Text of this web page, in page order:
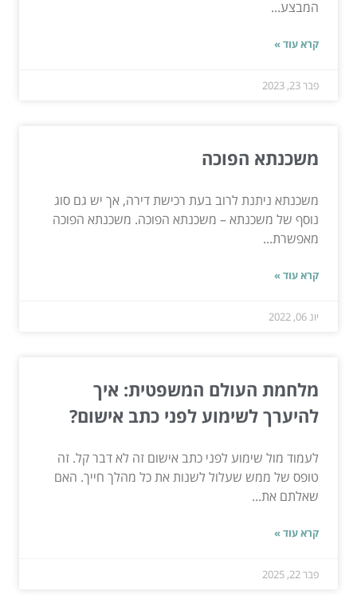
המבצע...
קרא עוד »
פבר 23, 2023
משכנתא הפוכה
משכנתא ניתנת לרוב בעת רכישת דירה, אך יש גם סוג
נוסף של משכנתא – משכנתא הפוכה. משכנתא הפוכה
מאפשרת...
קרא עוד »
יונ 06, 2022
מלחמת העולם המשפטית: איך
להיערך לשימוע לפני כתב אישום?
לעמוד מול שימוע לפני כתב אישום זה לא דבר קל. זה
טופס של ממש שעלול לשנות את כל מהלך חייך. האם
שאלתם את...
קרא עוד »
פבר 22, 2025